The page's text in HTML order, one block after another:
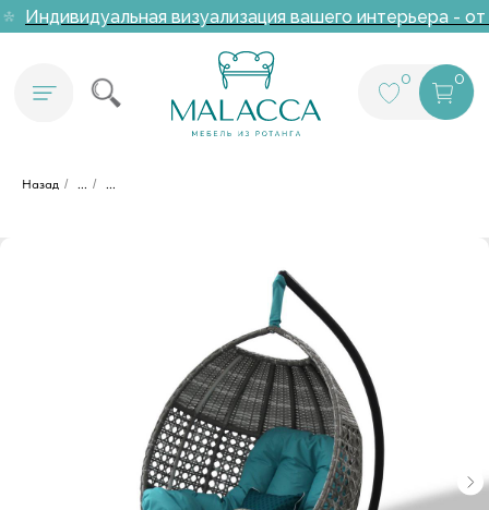
Индивидуальная визуализация вашего интерьера - от
Назад / ... / ...